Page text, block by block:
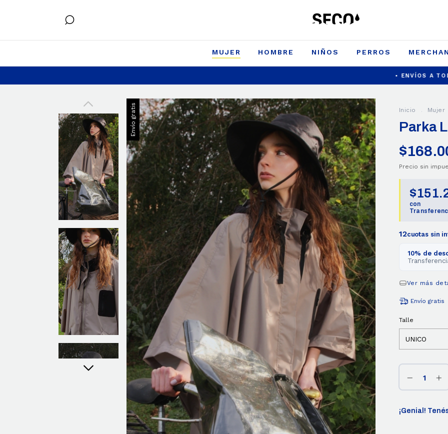
MUJER HOMBRE NIÑOS PERROS
• ENVÍOS A TODO EL PAÍS
Envío gratis Inicio . Mujer
Parka
Precio sin
con
12cuotas sin
10% de
Ver más
Envío gratis
Talle
¡Genial!